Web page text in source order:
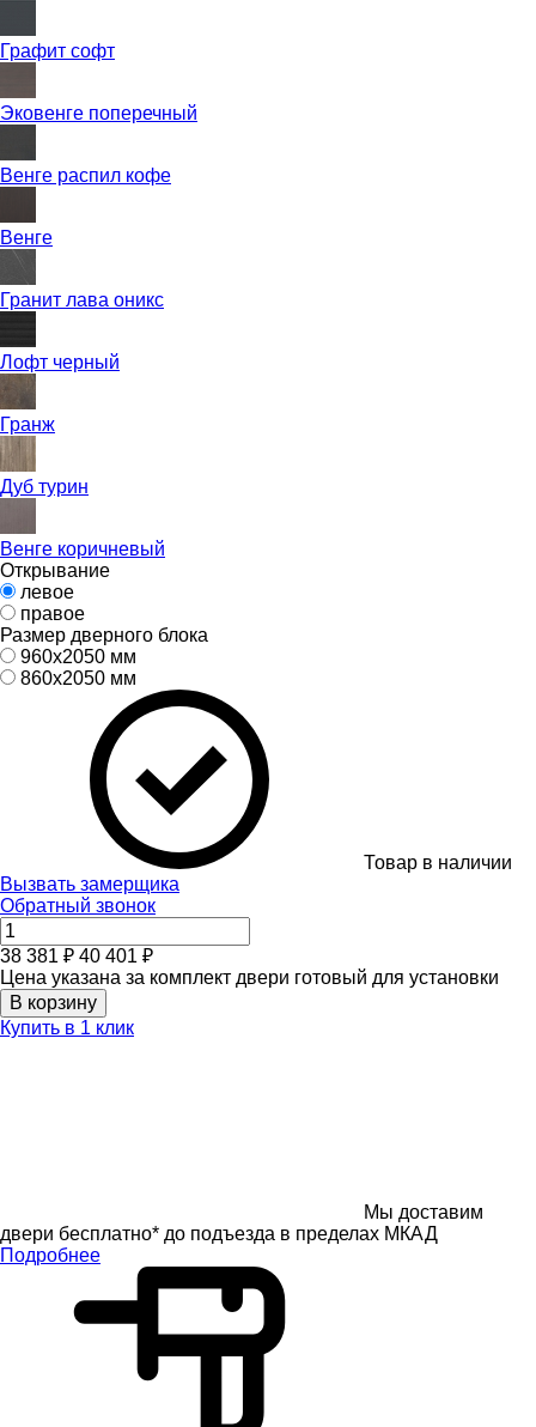
Графит софт
Эковенге поперечный
Венге распил кофе
Венге
Гранит лава оникс
Лофт черный
Гранж
Дуб турин
Венге коричневый
Открывание
левое
правое
Размер дверного блока
960х2050 мм
860х2050 мм
Товар в наличии
Вызвать замерщика
Обратный звонок
38 381 ₽ 40 401 ₽
Цена указана за комплект двери готовый для установки
В корзину
Купить в 1 клик
Мы доставим
двери бесплатно* до подъезда в пределах МКАД
Подробнее